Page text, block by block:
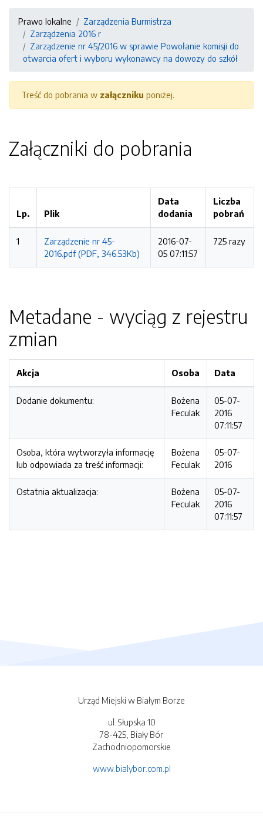
Prawo lokalne
Zarządzenia Burmistrza
Zarządzenia 2016 r
Zarządzenie nr 45/2016 w sprawie Powołanie komisji do
otwarcia ofert i wyboru wykonawcy na dowozy do szkół
Treść do pobrania w załączniku poniżej.
Załączniki do pobrania
Lp. Plik
Data
dodania
Liczba
pobrań
1
Zarządzenie nr 45-
2016.pdf (PDF, 346.53Kb)
2016-07-
05 07:11:57
725 razy
Metadane - wyciąg z rejestru
zmian
Akcja Osoba Data
Dodanie dokumentu:
Bożena
Feculak
05-07-
2016
07:11:57
Osoba, która wytworzyła informację
lub odpowiada za treść informacji:
Bożena
Feculak
05-07-
2016
Ostatnia aktualizacja:
Bożena
Feculak
05-07-
2016
07:11:57
Urząd Miejski w Białym Borze
ul. Słupska 10
78-425, Biały Bór
Zachodniopomorskie
www.bialybor.com.pl